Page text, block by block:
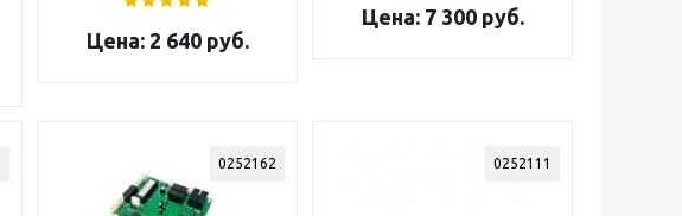
2 640 руб.
7 300 руб.
0252162 0252111